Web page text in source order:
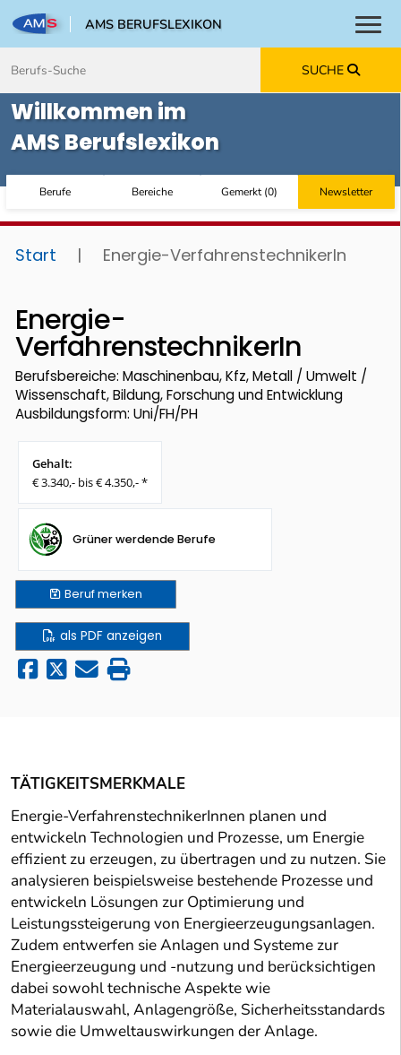
AMS BERUFSLEXIKON
SUCHE
Willkommen im
AMS Berufslexikon
Berufe Bereiche Gemerkt(0) Newsletter
Start | Energie-VerfahrenstechnikerIn
Energie-
VerfahrenstechnikerIn
Berufsbereiche: Maschinenbau, Kfz, Metall / Umwelt /
Wissenschaft, Bildung, Forschung und Entwicklung
Ausbildungsform: Uni/FH/PH
Gehalt:
€ 3.340,- bis € 4.350,- *
Grüner werdende Berufe
Berufmerken
als PDF anzeigen
TÄTIGKEITSMERKMALE
Energie-VerfahrenstechnikerInnen planen und
entwickeln Technologien und Prozesse, um Energie
effizient zu erzeugen, zu übertragen und zu nutzen. Sie
analysieren beispielsweise bestehende Prozesse und
entwickeln Lösungen zur Optimierung und
Leistungssteigerung von Energieerzeugungsanlagen.
Zudem entwerfen sie Anlagen und Systeme zur
Energieerzeugung und -nutzung und berücksichtigen
dabei sowohl technische Aspekte wie
Materialauswahl, Anlagengröße, Sicherheitsstandards
sowie die Umweltauswirkungen der Anlage.